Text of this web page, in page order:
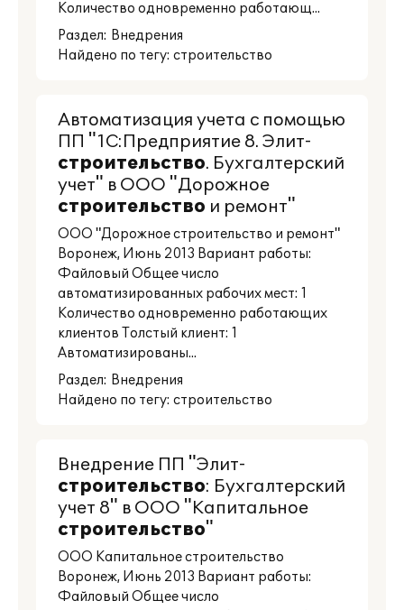
Количество одновременно работающ...
Раздел: Внедрения
Найдено по тегу: строительство
Автоматизация учета с помощью
ПП "1С:Предприятие 8. Элит-
строительство. Бухгалтерский
учет" в ООО "Дорожное
строительство и ремонт"
ООО "Дорожное строительство и ремонт"
Воронеж, Июнь 2013 Вариант работы:
Файловый Общее число
автоматизированных рабочих мест: 1
Количество одновременно работающих
клиентов Толстый клиент: 1
Автоматизированы...
Раздел: Внедрения
Найдено по тегу: строительство
Внедрение ПП "Элит-
строительство: Бухгалтерский
учет 8" в ООО "Капитальное
строительство"
ООО Капитальное строительство
Воронеж, Июнь 2013 Вариант работы:
Файловый Общее число